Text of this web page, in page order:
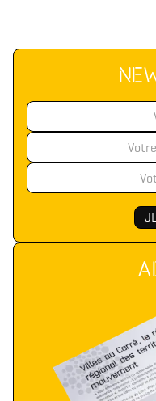
Télécharger le logo
(format .svg)